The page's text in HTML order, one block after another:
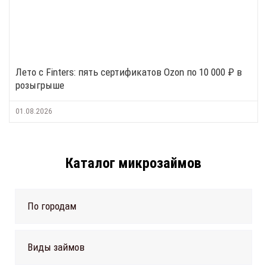
Лето с Finters: пять сертификатов Ozon по 10 000 ₽ в
розыгрыше
01.08.2026
Каталог микрозаймов
По городам
Виды займов